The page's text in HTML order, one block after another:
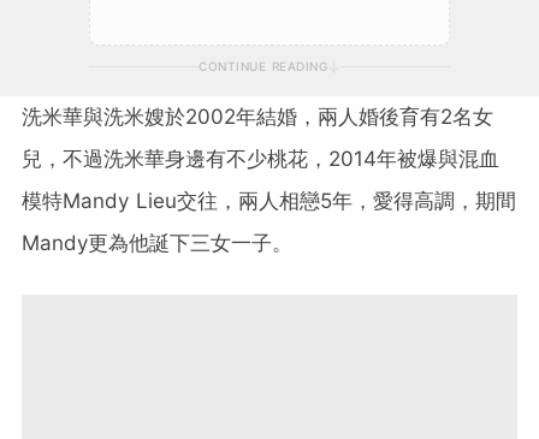
CONTINUE READING
洗米華與洗米嫂於2002年結婚，兩人婚後育有2名女
兒，不過洗米華身邊有不少桃花，2014年被爆與混血
模特Mandy Lieu交往，兩人相戀5年，愛得高調，期間
Mandy更為他誕下三女一子。